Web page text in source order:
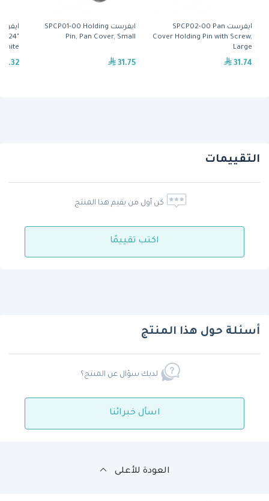
ايفرست SPCP02-00 Pan
Cover Holding Pin with Screw,
Large
31.74
ايفرست SPCP01-00 Holding
Pin, Pan Cover, Small
31.75
x 24"
التقييمات
كن أول من يقيم هذا المنتج
اكتب تقييمًا
أسئلة حول هذا المنتج
لديك سؤال عن المنتج؟
اسأل خبرائنا
العودة للأعلى